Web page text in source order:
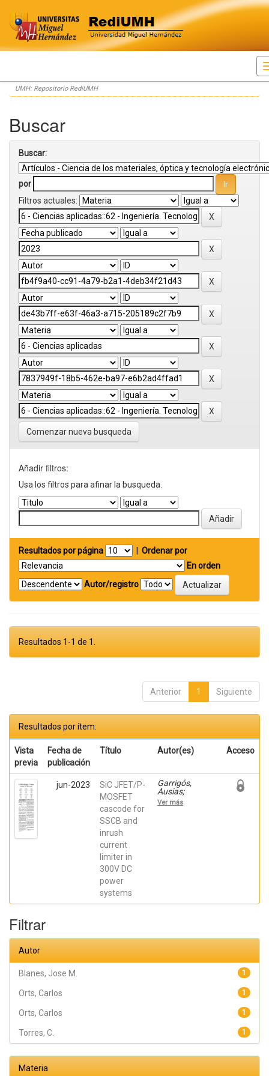
Skip
navigation
UMH: Repositorio RediUMH
Buscar
Buscar:
por
Filtros actuales:
Comenzar nueva busqueda
Añadir filtros:
Usa los filtros para afinar la busqueda.
Resultados por página
Ordenar por
En orden
Autor/registro
Resultados 1-1 de 1.
Anterior 1 Siguiente
Resultados por ítem:
Vista
previa
Fecha de
publicación
Título Autor(es) Acceso
jun-2023
SiC JFET/P-
MOSFET
cascode for
SSCB and
inrush
current
limiter in
300V DC
power
systems
Garrigós,
Ausias;
Marroquí,
David; Blanes,
Ver más
Filtrar
Autor
1
Blanes, Jose M.
1
Orts, Carlos
1
Orts, Carlos
1
Torres, C.
Materia